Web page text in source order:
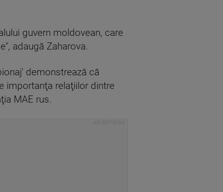
guvern moldovean, care
adaugă Zaharova.
demonstrează că
importanţa relaţiilor dintre
MAE rus.